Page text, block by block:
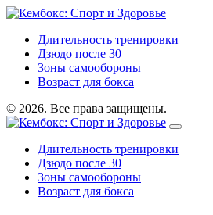
Длительность тренировки
Дзюдо после 30
Зоны самообороны
Возраст для бокса
© 2026. Все права защищены.
Длительность тренировки
Дзюдо после 30
Зоны самообороны
Возраст для бокса